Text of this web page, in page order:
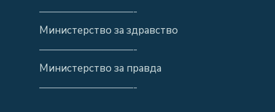
—————————-
Министерство за здравство
—————————-
Министерство за правда
—————————-